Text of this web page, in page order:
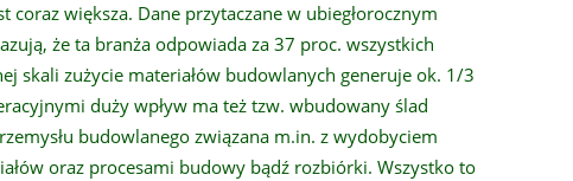
większa. Dane przytaczane w ubiegłorocznym
że ta branża odpowiada za 37 proc. wszystkich
skali zużycie materiałów budowlanych generuje ok. 1/3
duży wpływ ma też tzw. wbudowany ślad
budowlanego związana m.in. z wydobyciem
oraz procesami budowy bądź rozbiórki. Wszystko to